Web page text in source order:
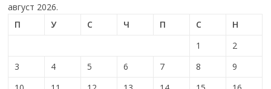
август 2026.
П
У С Ч П С
Н
1
2
3
4 5 6 7 8
9